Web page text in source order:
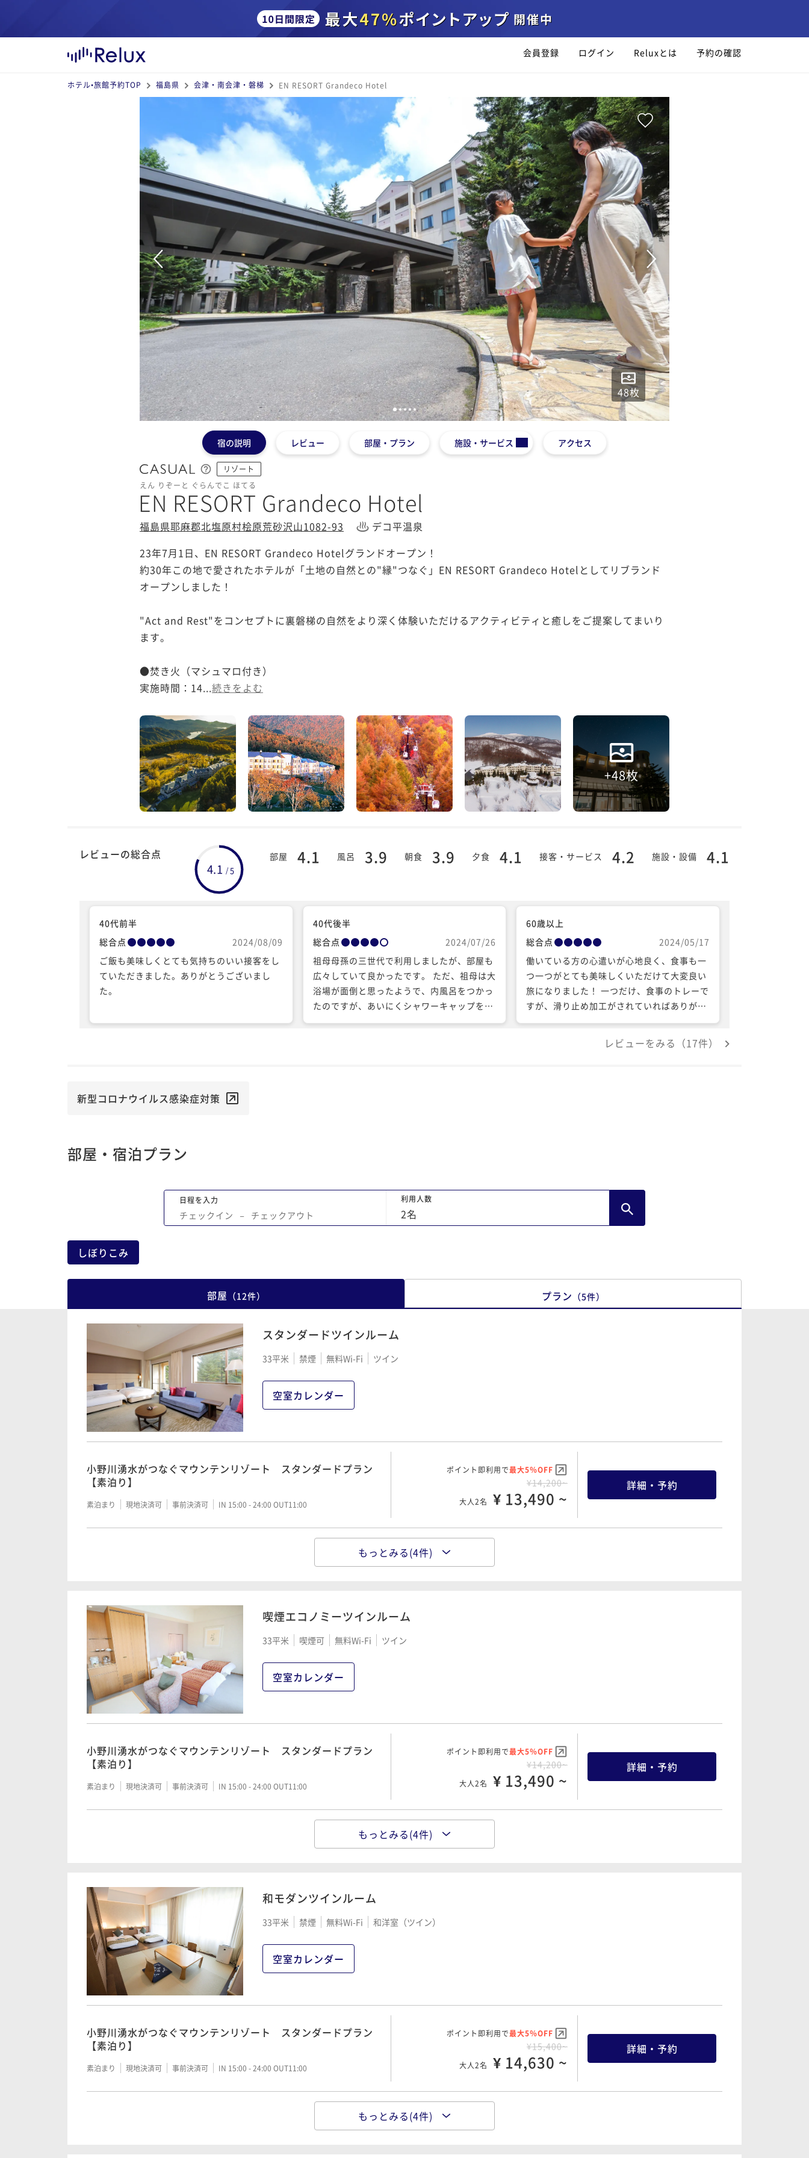
会員登録 ログイン Reluxとは 予約の確認
ホテル•旅館予約TOP 福島県 会津・南会津・磐梯 EN RESORT Grandeco Hotel
48枚
1 2345
宿の説明 レビュー 部屋・プラン 施設・サービス アクセス
リゾート
えん りぞーと ぐらんでこ ほてる
EN RESORT Grandeco Hotel
福島県耶麻郡北塩原村桧原荒砂沢山1082-93
デコ平温泉
23年7月1日、EN RESORT Grandeco Hotelグランドオープン！
約30年この地で愛されたホテルが「土地の自然との"縁"つなぐ」EN RESORT Grandeco Hotelとしてリブランド
オープンしました！
"Act and Rest"をコンセプトに裏磐梯の自然をより深く体験いただけるアクティビティと癒しをご提案してまいり
ます。
●焚き火（マシュマロ付き）
実施時間：14...続きをよむ
+48枚
レビューの総合点
4.1 /5
部屋 4.1 風呂 3.9 朝食 3.9 夕食 4.1 接客・サービス 4.2 施設・設備 4.1
40代前半
総合点
2024/08/09
ご飯も美味しくとても気持ちのいい接客をし
ていただきました。ありがとうございまし
た。
40代後半
総合点
2024/07/26
祖母母孫の三世代で利用しましたが、部屋も
広々していて良かったです。 ただ、祖母は大
浴場が面倒と思ったようで、内風呂をつかっ
たのですが、あいにくシャワーキャップを忘
れ、室内アメニティにもなかったので、困っ
60歳以上
総合点
2024/05/17
働いている方の心遣いが心地良く、食事も一
つ一つがとても美味しくいただけて大変良い
旅になりました！ 一つだけ、食事のトレーで
すが、滑り止め加工がされていればありがた
いと思いました。
レビューをみる（17件）
新型コロナウイルス感染症対策
部屋・宿泊プラン
日程を入力
チェックイン − チェックアウト
利用人数
2名
しぼりこみ
部屋 （12件） プラン （5件）
スタンダードツインルーム
33平米 禁煙 無料Wi-Fi ツイン
空室カレンダー
小野川湧水がつなぐマウンテンリゾート スタンダードプラン
【素泊り】
素泊まり 現地決済可 事前決済可 IN 15:00 - 24:00 OUT11:00
ポイント即利用で最大5％OFF
¥14,200~
大人2名 ¥ 13,490 ~
詳細・予約
小野川湧水がつなぐマウンテンリゾート スタンダードプラン
ポイント即利用で
【早割】小野川湧水がつなぐマウンテンリゾート 早期30＊5%
OFF｜夕朝食付
二食付き 現地決済可 事前決済可 IN 15:00 - 19:00 OUT11:00
小野川湧水がつなぐマウンテンリゾート スタンダードプラン
二食付き 現地決済可 ¥ 21,090 ~
《夏休み》【お子様花火プレゼント】裏磐梯唯一屋内外プール
完備！高原リゾート涼夏満喫｜夕朝食和洋ブッフェ付
大人2名 ¥ 21,470 ~
もっとみる(4件)
喫煙エコノミーツインルーム
33平米 喫煙可 無料Wi-Fi ツイン
空室カレンダー
小野川湧水がつなぐマウンテンリゾート スタンダードプラン
【素泊り】
素泊まり 現地決済可 事前決済可 IN 15:00 - 24:00 OUT11:00
ポイント即利用で最大5％OFF
¥14,200~
大人2名 ¥ 13,490 ~
詳細・予約
小野川湧水がつなぐマウンテンリゾート スタンダードプラン
ポイント即利用で
【早割】小野川湧水がつなぐマウンテンリゾート 早期30＊5%
OFF｜夕朝食付
二食付き 現地決済可 事前決済可 IN 15:00 - 19:00 OUT11:00
小野川湧水がつなぐマウンテンリゾート スタンダードプラン
二食付き 現地決済可 ¥ 21,090 ~
《夏休み》【お子様花火プレゼント】裏磐梯唯一屋内外プール
完備！高原リゾート涼夏満喫｜夕朝食和洋ブッフェ付
大人2名 ¥ 21,470 ~
もっとみる(4件)
和モダンツインルーム
33平米 禁煙 無料Wi-Fi 和洋室（ツイン）
空室カレンダー
小野川湧水がつなぐマウンテンリゾート スタンダードプラン
【素泊り】
素泊まり 現地決済可 事前決済可 IN 15:00 - 24:00 OUT11:00
ポイント即利用で最大5％OFF
¥15,400~
大人2名 ¥ 14,630 ~
詳細・予約
小野川湧水がつなぐマウンテンリゾート スタンダードプラン
ポイント即利用で
もっとみる(4件)